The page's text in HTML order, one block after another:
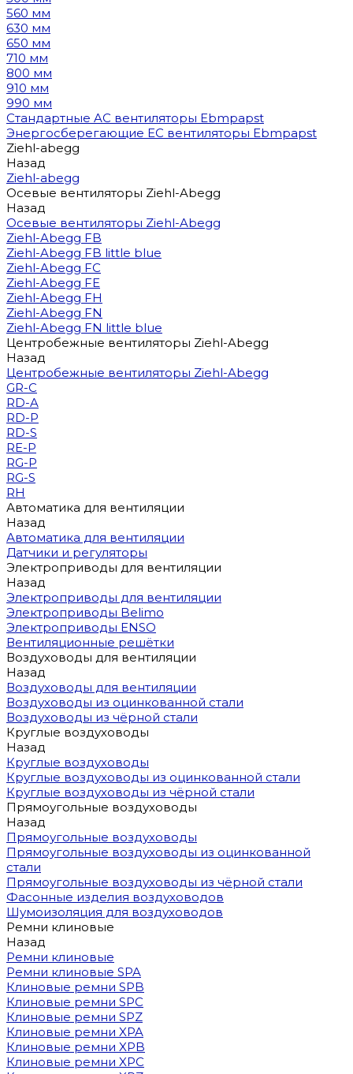
560 мм
630 мм
650 мм
710 мм
800 мм
910 мм
990 мм
Стандартные AC вентиляторы Ebmpapst
Энергосберегающие EC вентиляторы Ebmpapst
Ziehl-abegg
Назад
Ziehl-abegg
Осевые вентиляторы Ziehl-Abegg
Назад
Осевые вентиляторы Ziehl-Abegg
Ziehl-Abegg FB
Ziehl-Abegg FB little blue
Ziehl-Abegg FC
Ziehl-Abegg FE
Ziehl-Abegg FH
Ziehl-Abegg FN
Ziehl-Abegg FN little blue
Центробежные вентиляторы Ziehl-Abegg
Назад
Центробежные вентиляторы Ziehl-Abegg
GR-C
RD-A
RD-P
RD-S
RE-P
RG-P
RG-S
RH
Автоматика для вентиляции
Назад
Автоматика для вентиляции
Датчики и регуляторы
Электроприводы для вентиляции
Назад
Электроприводы для вентиляции
Электроприводы Belimo
Электроприводы ENSO
Вентиляционные решётки
Воздуховоды для вентиляции
Назад
Воздуховоды для вентиляции
Воздуховоды из оцинкованной стали
Воздуховоды из чёрной стали
Круглые воздуховоды
Назад
Круглые воздуховоды
Круглые воздуховоды из оцинкованной стали
Круглые воздуховоды из чёрной стали
Прямоугольные воздуховоды
Назад
Прямоугольные воздуховоды
Прямоугольные воздуховоды из оцинкованной
стали
Прямоугольные воздуховоды из чёрной стали
Фасонные изделия воздуховодов
Шумоизоляция для воздуховодов
Ремни клиновые
Назад
Ремни клиновые
Ремни клиновые SPA
Клиновые ремни SPB
Клиновые ремни SPC
Клиновые ремни SPZ
Клиновые ремни XPA
Клиновые ремни XPB
Клиновые ремни XPC